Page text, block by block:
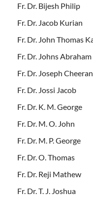
Fr. Dr. Bijesh Philip
Fr. Dr. Jacob Kurian
Fr. Dr. John Thomas
Fr. Dr. Johns
Fr. Dr. Joseph Cheeran
Fr. Dr. Jossi Jacob
Fr. Dr. K. M. George
Fr. Dr. M. O. John
Fr. Dr. M. P. George
Fr. Dr. O. Thomas
Fr. Dr. Reji Mathew
Fr. Dr. T. J. Joshua